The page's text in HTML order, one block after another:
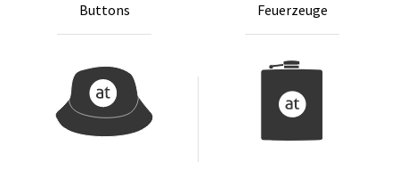
But­tons Feu­er­zeu­ge